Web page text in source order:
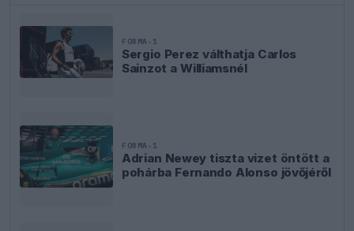
FORMA-1
Sergio Perez válthatja Carlos
Sainzot a Williamsnél
FORMA-1
Adrian Newey tiszta vizet öntött a
pohárba Fernando Alonso jövőjéről